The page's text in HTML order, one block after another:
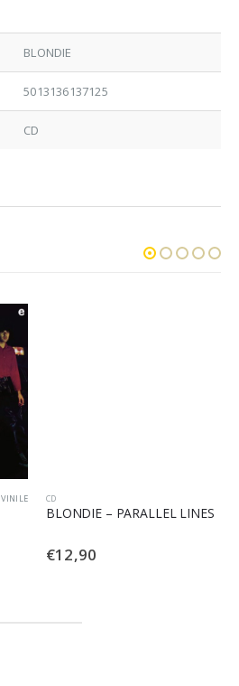
BLONDIE
5013136137125
CD
VINILE CD
BLONDIE – PARALLEL LINES
€12,90